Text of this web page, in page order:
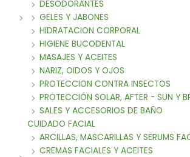
DESODORANTES
GELES Y JABONES
HIDRATACION CORPORAL
HIGIENE BUCODENTAL
MASAJES Y ACEITES
NARIZ, OIDOS Y OJOS
PROTECCION CONTRA INSECTOS
PROTECCIÓN SOLAR, AFTER - SUN Y
SALES Y ACCESORIOS DE BAÑO
CUIDADO FACIAL
ARCILLAS, MASCARILLAS Y SERUMS
CREMAS FACIALES Y ACEITES